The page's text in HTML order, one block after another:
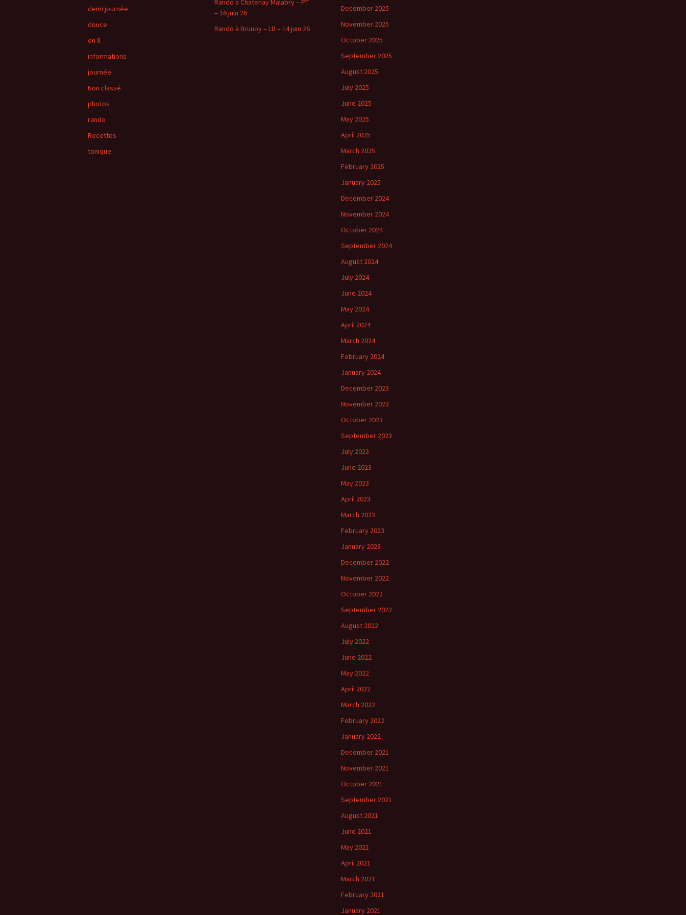
Rando a Chatenay Malabry – PT
– 16 juin 26
Rando à Brunoy – LD – 14 juin 26
December 2025
November 2025
October 2025
September 2025
August 2025
July 2025
June 2025
May 2025
April 2025
March 2025
February 2025
January 2025
December 2024
November 2024
October 2024
September 2024
August 2024
July 2024
June 2024
May 2024
April 2024
March 2024
February 2024
January 2024
December 2023
November 2023
October 2023
September 2023
July 2023
June 2023
May 2023
April 2023
March 2023
February 2023
January 2023
December 2022
November 2022
October 2022
September 2022
August 2022
July 2022
June 2022
May 2022
April 2022
March 2022
February 2022
January 2022
December 2021
November 2021
October 2021
September 2021
August 2021
June 2021
May 2021
April 2021
March 2021
February 2021
January 2021
demi journée
douce
en 8
informations
journée
Non classé
photos
rando
Recettes
tonique